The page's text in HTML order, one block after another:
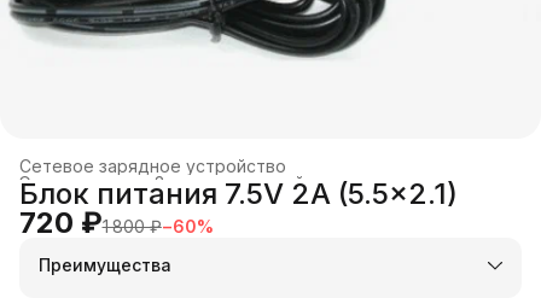
Сетевое зарядное устройство
Зарядные устройства и док-станции
Электроника
Главная ›
Блок питания 7.5V 2A (5.5x2.1)
720 ₽1 800 ₽−60%
Преимущества
Оплата частями в Сплит